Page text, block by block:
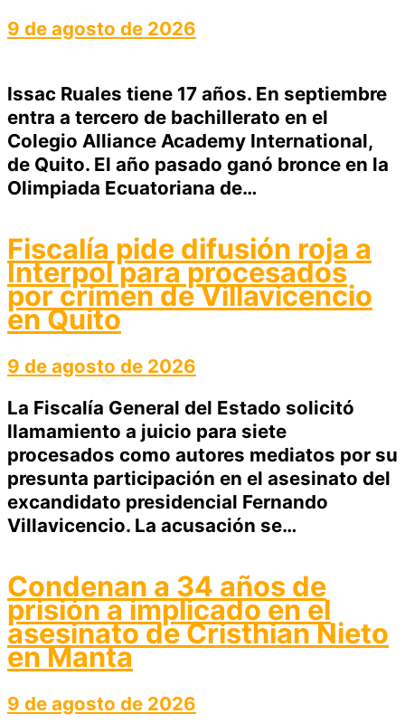
9 de agosto de 2026
Issac Ruales tiene 17 años. En septiembre
entra a tercero de bachillerato en el
Colegio Alliance Academy International,
de Quito. El año pasado ganó bronce en la
Olimpiada Ecuatoriana de…
Fiscalía pide difusión roja a
Interpol para procesados
por crimen de Villavicencio
en Quito
9 de agosto de 2026
La Fiscalía General del Estado solicitó
llamamiento a juicio para siete
procesados como autores mediatos por su
presunta participación en el asesinato del
excandidato presidencial Fernando
Villavicencio. La acusación se…
Condenan a 34 años de
prisión a implicado en el
asesinato de Cristhian Nieto
en Manta
9 de agosto de 2026